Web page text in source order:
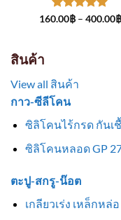
ให้คะแนน
160.00฿ – 400.00฿
สินค้า
View all สินค้า
กาว-ซีลีโคน
ซิลิโคนไร้กรด กันเ
ซิลิโคนหลอด GP
ตะปู-สกรู-น๊อต
เกลียวเร่ง เหล็กหล่